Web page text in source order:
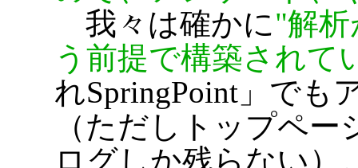
我々は確かに 解
う前提で構築されて
れSpringPoint」でも
（ただしトップペ
ログしか残らない）